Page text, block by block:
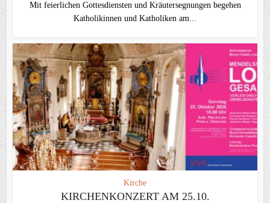
Mit feierlichen Gottesdiensten und Kräutersegnungen begehen
Katholikinnen und Katholiken am...
Kirche
KIRCHENKONZERT AM 25.10.